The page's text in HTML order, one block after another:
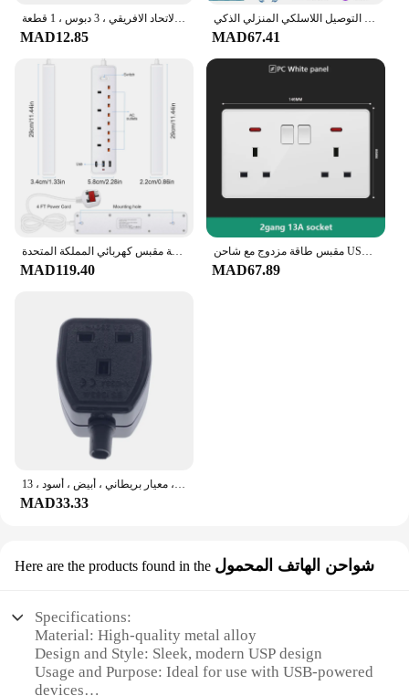
عالمي المملكة المتحدة التوصيل محول ، مقبس الطاقة ، منفذ كهربائي ، السفر البريطاني ، الولايات المتحدة الأمريكية ، الاتحاد الأوروبي ، الأوروبي ، الاتحاد الافريقي ، 3 دبوس ، 1 قطعة
MAD12.85
مقبس التوصيل اللاسلكي المنزلي الذكي Tuya ، تحويل عالمي ، شاشة طاقة ، مؤقت ، المملكة المتحدة ، الاتحاد الأوروبي ، الولايات المتحدة ، السفر ، 16A
MAD67.41
قطاع الطاقة مقبس كهربائي المملكة المتحدة MY SG مع 3USB TypeC PD30W 13A 2500W الزائد حماية تمديد كابل 1.2 متر مآخذ كهربائية
MAD119.40
مقبس طاقة مزدوج مع شاحن USB ، مقبس حائط ، قابس من النوع C ، شحن سريع ، عالمي ، معيار المملكة المتحدة ، المملكة المتحدة ، العاصمة 5 فولت ، 3.1A ، 18W ، 13A
MAD67.89
محول طاقة مقبس أنثوي في المملكة المتحدة ، سلك طاقة قابل للفصل ، موصل كابل ، معيار بريطاني ، أبيض ، أسود ، 13A ، 47 V
MAD33.33
Here are the products found in the شواحن الهاتف المحمول
Specifications:
Material: High-quality metal alloy
Design and Style: Sleek, modern USP design
Usage and Purpose: Ideal for use with USB-powered
devices